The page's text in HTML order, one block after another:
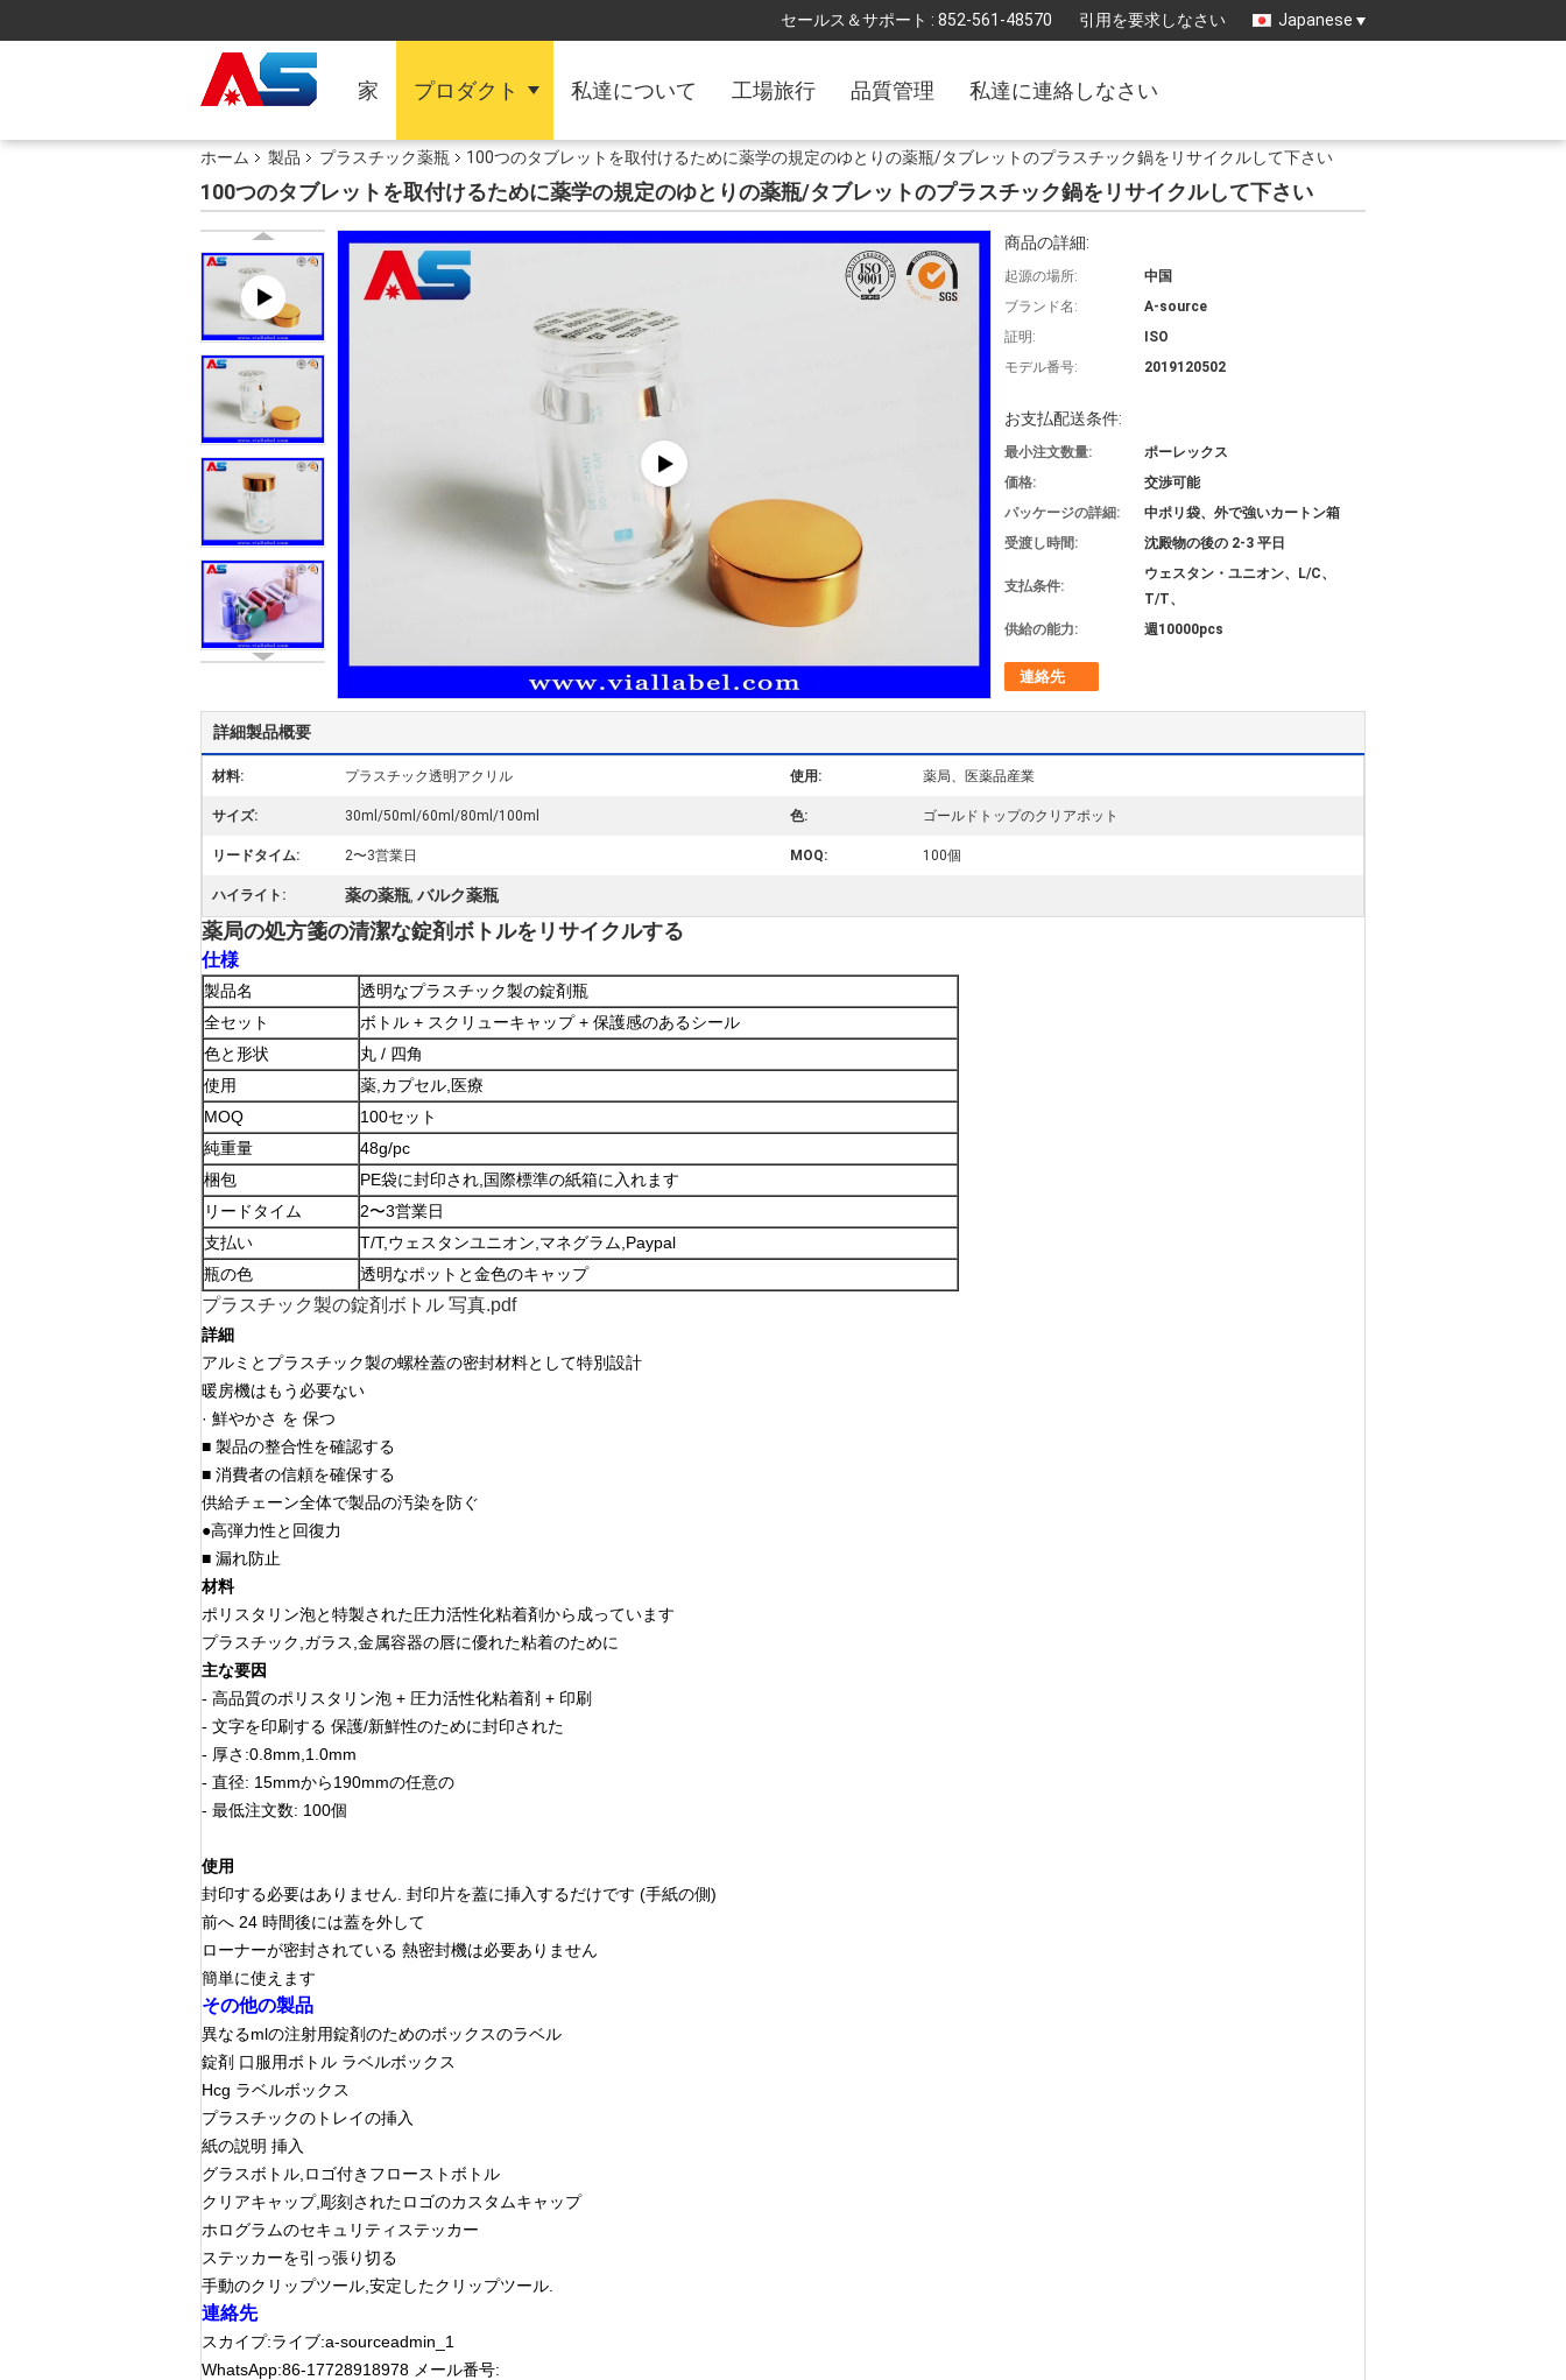
セールス＆サポート : 852-561-48570 引用を要求しなさい Japanese
家 プロダクト 私達について 工場旅行 品質管理 私達に連絡しなさい
ホーム 製品 プラスチック薬瓶 100つのタブレットを取付けるために薬学の規定のゆとりの薬瓶/タブレットのプラスチック鍋をリサイクルして下さい
100つのタブレットを取付けるために薬学の規定のゆとりの薬瓶/タブレットのプラスチック鍋をリサイクルして下さい
商品の詳細:
起源の場所:
中国
ブランド名:
A-source
証明:
ISO
モデル番号:
2019120502
お支払配送条件:
最小注文数量:
ポーレックス
価格:
交渉可能
パッケージの詳細:
中ポリ袋、外で強いカートン箱
受渡し時間:
沈殿物の後の 2-3 平日
支払条件:
ウェスタン・ユニオン、L/C、
T/T、
供給の能力:
週10000pcs
連絡先
詳細製品概要
材料: プラスチック透明アクリル 使用: 薬局、医薬品産業
サイズ: 30ml/50ml/60ml/80ml/100ml 色: ゴールドトップのクリアポット
リードタイム: 2〜3営業日 MOQ: 100個
ハイライト: 薬の薬瓶, バルク薬瓶
薬局の処方箋の清潔な錠剤ボトルをリサイクルする
仕様
製品名
透明なプラスチック製の錠剤瓶
全セット
ボトル + スクリューキャップ + 保護感のあるシール
色と形状
丸 / 四角
使用
薬,カプセル,医療
MOQ
100セット
純重量
48g/pc
梱包
PE袋に封印され,国際標準の紙箱に入れます
リードタイム
2〜3営業日
支払い
T/T,ウェスタンユニオン,マネグラム,Paypal
瓶の色
透明なポットと金色のキャップ
プラスチック製の錠剤ボトル 写真.pdf
詳細
アルミとプラスチック製の螺栓蓋の密封材料として特別設計
暖房機はもう必要ない
· 鮮やかさ を 保つ
■ 製品の整合性を確認する
■ 消費者の信頼を確保する
供給チェーン全体で製品の汚染を防ぐ
●高弾力性と回復力
■ 漏れ防止
材料
ポリスタリン泡と特製された圧力活性化粘着剤から成っています
プラスチック,ガラス,金属容器の唇に優れた粘着のために
主な要因
- 高品質のポリスタリン泡 + 圧力活性化粘着剤 + 印刷
- 文字を印刷する 保護/新鮮性のために封印された
- 厚さ:0.8mm,1.0mm
- 直径: 15mmから190mmの任意の
- 最低注文数: 100個
使用
封印する必要はありません. 封印片を蓋に挿入するだけです (手紙の側)
前へ 24 時間後には蓋を外して
ローナーが密封されている 熱密封機は必要ありません
簡単に使えます
その他の製品
異なるmlの注射用錠剤のためのボックスのラベル
錠剤 口服用ボトル ラベルボックス
Hcg ラベルボックス
プラスチックのトレイの挿入
紙の説明 挿入
グラスボトル,ロゴ付きフローストボトル
クリアキャップ,彫刻されたロゴのカスタムキャップ
ホログラムのセキュリティステッカー
ステッカーを引っ張り切る
手動のクリップツール,安定したクリップツール.
連絡先
スカイプ:ライブ:a-sourceadmin_1
WhatsApp:86-17728918978 メール番号: